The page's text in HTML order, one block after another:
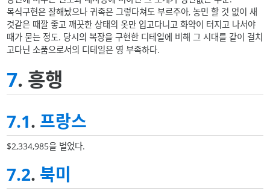
복식구현은 잘해놨으나 귀족은 그렇다쳐도 부르주아, 농민 할 것 없이 새
것같은 때깔 좋고 깨끗한 상태의 옷만 입고다니고 화약이 터지고 나서야
때가 묻는 정도. 당시의 복장을 구현한 디테일에 비해 그 시대를 같이 걸치
고다닌 소품으로서의 디테일은 영 부족하다.
7. 흥행
7.1. 프랑스
$2,334,985을 벌었다.
7.2. 북미